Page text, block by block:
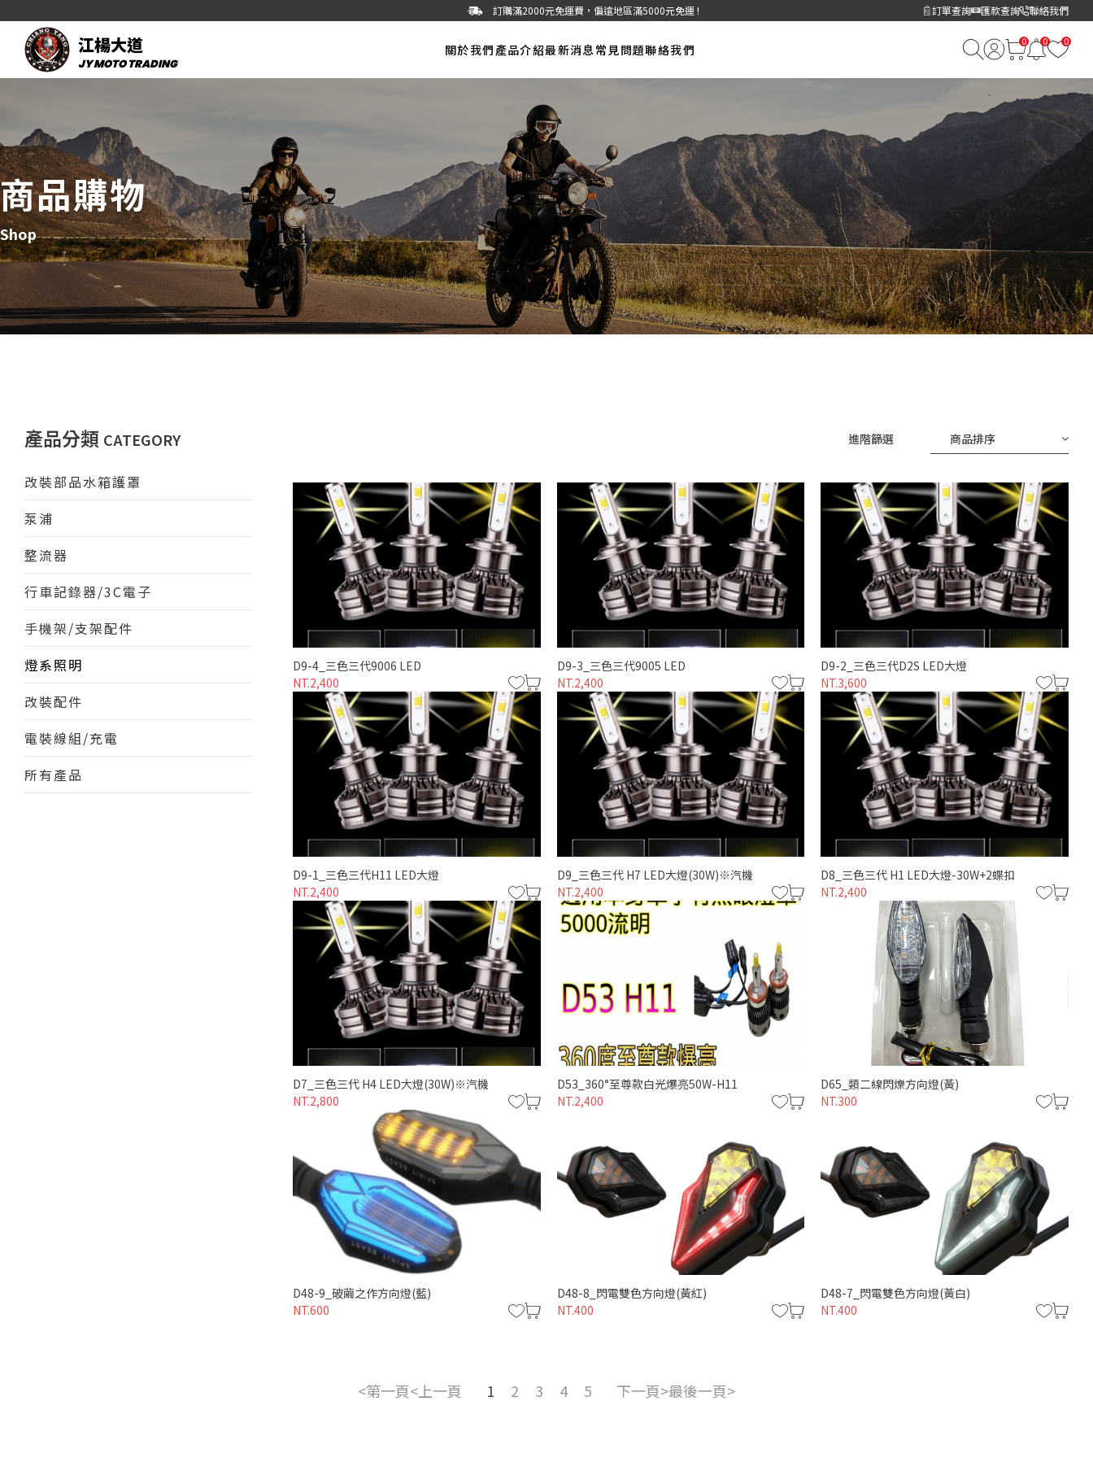
訂購滿2000元免運費，偏遠地區滿5000元免運 ! 訂單查詢 匯款查詢 聯絡我們
江楊大道
JY MOTO TRADING
關於我們 產品介紹最新消息 常見問題聯絡我們
商品購物
Shop
產品分類 CATEGORY
改裝部品水箱護罩
泵浦
整流器
行車記錄器/3C電子
手機架/支架配件
燈系照明
改裝配件
電裝線組/充電
所有產品
進階篩選 商品排序
D9-4_三色三代9006 LED
NT.2,400
D9-3_三色三代9005 LED
NT.2,400
D9-2_三色三代D2S LED大燈
NT.3,600
D9-1_三色三代H11 LED大燈
NT.2,400
D9_三色三代 H7 LED大燈(30W)※汽機
NT.2,400
D8_三色三代 H1 LED大燈-30W+2蝶扣
NT.2,400
D7_三色三代 H4 LED大燈(30W)※汽機
NT.2,800
D53_360°至尊款白光爆亮50W-H11
NT.2,400
D65_類二線閃爍方向燈(黃)
NT.300
D48-9_破繭之作方向燈(藍)
NT.600
D48-8_閃電雙色方向燈(黃紅)
NT.400
D48-7_閃電雙色方向燈(黃白)
NT.400
第一頁 上一頁 1 2 3 4 5 下一頁 最後一頁
僅必需的
Cookies
同意